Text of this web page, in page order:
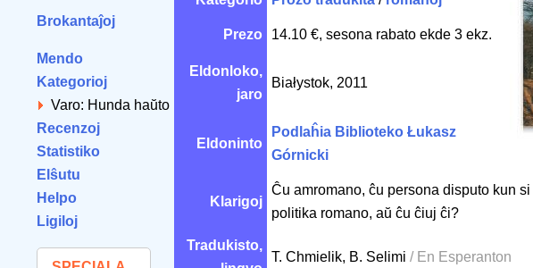
Brokantaĵoj
Mendo
Kategorioj
Varo: Hunda haŭto
Recenzoj
Statistiko
Elŝutu
Helpo
Ligiloj
Prezo 14.10 €, sesona rabato ekde 3 ekz.
Eldonloko,
jaro
Białystok, 2011
Eldoninto
Podlaĥia Biblioteko Łukasz
Górnicki
Klarigoj
Ĉu amromano, ĉu persona disputo kun
politika romano, aŭ ĉu ĉiuj ĉi?
Tradukisto,
T. Chmielik, B. Selimi / En Esperanton